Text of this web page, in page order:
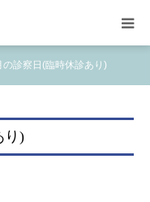
診察日(臨時休診あり)
り)